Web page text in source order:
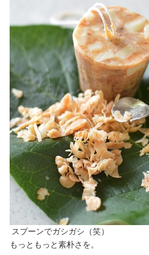
スプーンでガシガシ（笑）
もっともっと素朴さを。